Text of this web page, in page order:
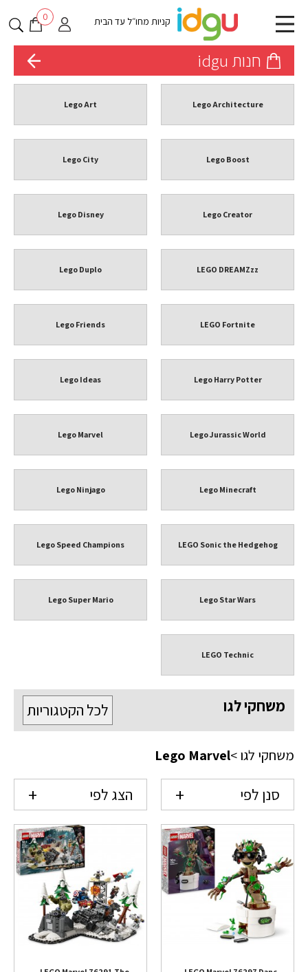
קניות מחו״ל עד הבית 0
חנות idgu
Lego Architecture
Lego Art
Lego Boost
Lego City
Lego Creator
Lego Disney
LEGO DREAMZzz
Lego Duplo
LEGO Fortnite
Lego Friends
Lego Harry Potter
Lego Ideas
Lego Jurassic World
Lego Marvel
Lego Minecraft
Lego Ninjago
LEGO Sonic the Hedgehog
Lego Speed Champions
Lego Star Wars
Lego Super Mario
LEGO Technic
לכל הקטגוריות משחקי לגו
משחקי לגו>
Lego Marvel
סנן לפי הצג לפי